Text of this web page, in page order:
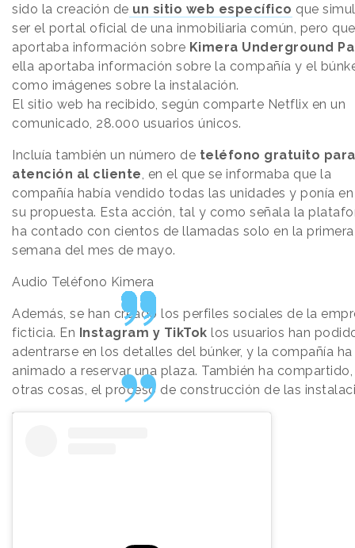
sido la creación de un sitio web específico que
ser el portal oficial de una inmobiliaria común, pero que
aportaba información sobre Kimera Underground
ella aportaba información sobre la compañía y el
como imágenes sobre la instalación.
El sitio web ha recibido, según comparte Netflix en un
comunicado, 28.000 usuarios únicos.
Incluía también un número de teléfono gratuito para
atención al cliente , en el que se informaba que la
compañía había vendido todas las unidades y ponía
su propuesta. Esta acción, tal y como señala la
ha contado con cientos de llamadas solo en la primera
semana del mes de mayo.
Audio Teléfono Kimera
Además, se han creado los perfiles sociales de la
ficticia. En Instagram y TikTok los usuarios han
adentrarse en los detalles del búnker, y la compañía ha
animado a reservar una plaza. También ha
otras cosas, el proceso de construcción de las